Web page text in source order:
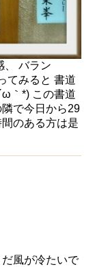
、 バラン
てみると 書道
｀*) この書道
で今日から29
のある方は是
風が冷たいで